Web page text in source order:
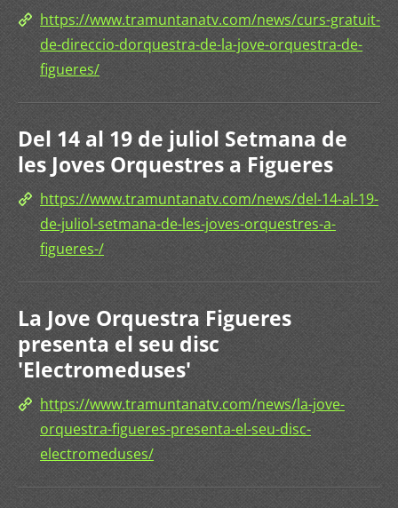
https://www.tramuntanatv.com/news/curs-gratuit-
de-direccio-dorquestra-de-la-jove-orquestra-de-
figueres/
Del 14 al 19 de juliol Setmana de
les Joves Orquestres a Figueres
https://www.tramuntanatv.com/news/del-14-al-19-
de-juliol-setmana-de-les-joves-orquestres-a-
figueres-/
La Jove Orquestra Figueres
presenta el seu disc
'Electromeduses'
https://www.tramuntanatv.com/news/la-jove-
orquestra-figueres-presenta-el-seu-disc-
electromeduses/